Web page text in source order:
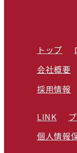
トップ
会社概要
採用情報
LINK
個人情報